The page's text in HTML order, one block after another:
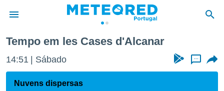
da
foi
Tempo em les Cases d'Alcanar
14:51 Sábado ...
Nuvens dispersas